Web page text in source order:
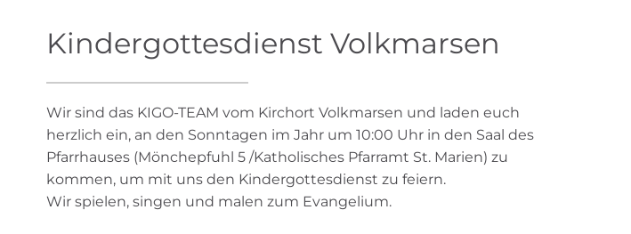
Kindergottesdienst Volkmarsen
Wir sind das KIGO-TEAM vom Kirchort Volkmarsen und laden euch
herzlich ein, an den Sonntagen im Jahr um 10:00 Uhr in den Saal des
Pfarrhauses (Mönchepfuhl 5 /Katholisches Pfarramt St. Marien) zu
kommen, um mit uns den Kindergottesdienst zu feiern.
Wir spielen, singen und malen zum Evangelium.